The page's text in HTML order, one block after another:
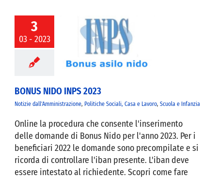
3
03 - 2023
NIDO INPS
BONUS NIDO INPS 2023
Notizie dall'Amministrazione, Politiche Sociali, Casa e Lavoro, Scuola e Infanzia
Online la procedura che consente l'inserimento
delle domande di Bonus Nido per l'anno 2023. Per i
beneficiari 2022 le domande sono precompilate e si
ricorda di controllare l'iban presente. L'iban deve
essere intestato al richiedente. Scopri come fare